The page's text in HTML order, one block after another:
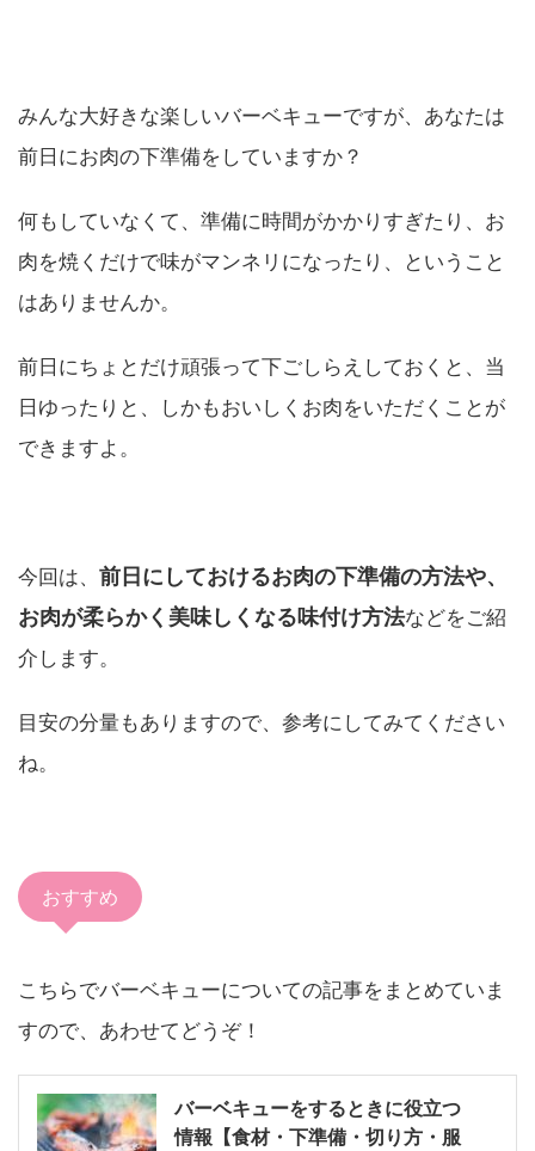
みんな大好きな楽しいバーベキューですが、あなたは
前日にお肉の下準備をしていますか？
何もしていなくて、準備に時間がかかりすぎたり、お
肉を焼くだけで味がマンネリになったり、ということ
はありませんか。
前日にちょとだけ頑張って下ごしらえしておくと、当
日ゆったりと、しかもおいしくお肉をいただくことが
できますよ。
今回は、 前日にしておけるお肉の下準備の方法や、
お肉が柔らかく美味しくなる味付け方法などをご紹
介します。
目安の分量もありますので、参考にしてみてください
ね。
おすすめ
こちらでバーベキューについての記事をまとめていま
すので、あわせてどうぞ！
バーベキューをするときに役立つ
情報【食材・下準備・切り方・服